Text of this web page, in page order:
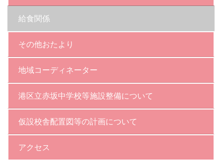
給食関係
その他おたより
地域コーディネーター
港区立赤坂中学校等施設整備について
仮設校舎配置図等の計画について
アクセス